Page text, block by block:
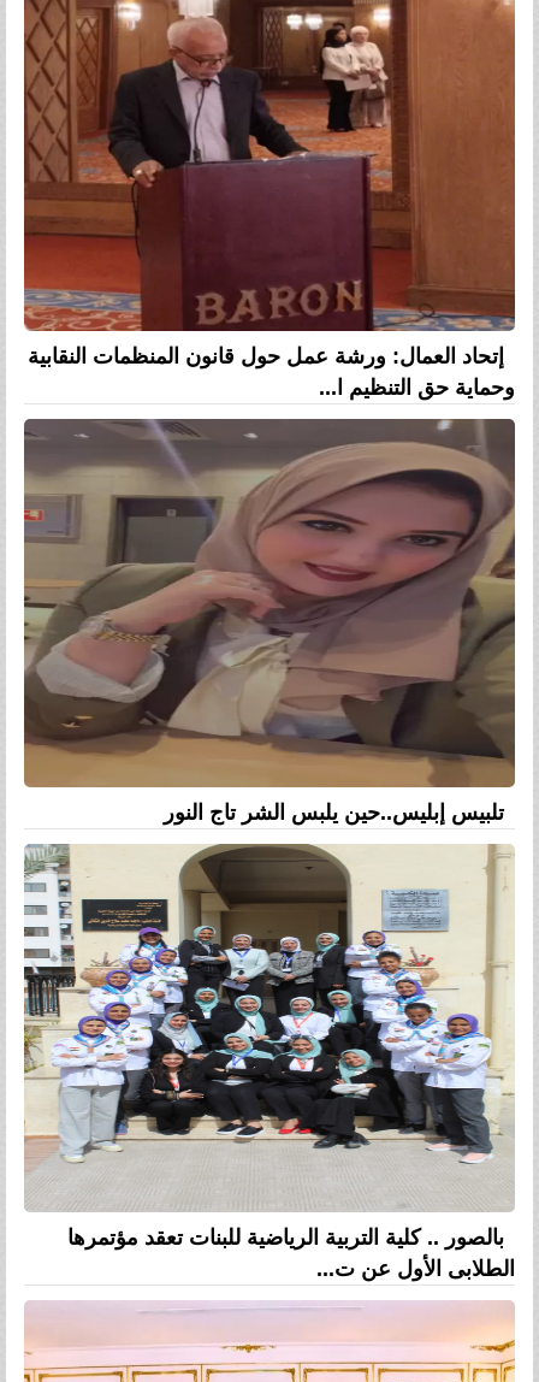
إتحاد العمال: ورشة عمل حول قانون المنظمات النقابية
وحماية حق التنظيم ا...
تلبيس إبليس..حين يلبس الشر تاج النور
بالصور .. كلية التربية الرياضية للبنات تعقد مؤتمرها
الطلابى الأول عن ت...